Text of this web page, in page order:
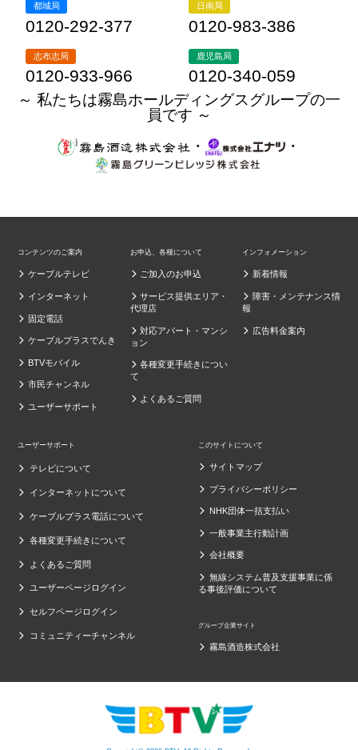
都城局
0120-292-377
日南局
0120-983-386
志布志局
0120-933-966
鹿児島局
0120-340-059
～ 私たちは霧島ホールディングスグループの一
員です ～
・
・
コンテンツのご案内
ケーブルテレビ
インターネット
固定電話
ケーブルプラスでんき
BTVモバイル
市民チャンネル
ユーザーサポート
お申込、各種について
ご加入のお申込
サービス提供エリア・
代理店
対応アパート・マンシ
ョン
各種変更手続きについ
て
よくあるご質問
インフォメーション
新着情報
障害・メンテナンス情
報
広告料金案内
ユーザーサポート
テレビについて
インターネットについて
ケーブルプラス電話について
各種変更手続きについて
よくあるご質問
ユーザーページログイン
セルフページログイン
コミュニティーチャンネル
このサイトについて
サイトマップ
プライバシーポリシー
NHK団体一括支払い
一般事業主行動計画
会社概要
無線システム普及支援事業に係
る事後評価について
グループ企業サイト
霧島酒造株式会社